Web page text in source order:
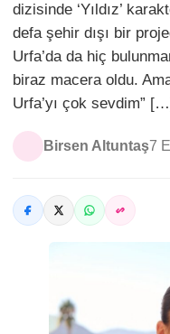
dizisinde ‘Yıldız’
defa şehir dışı bir
Urfa’da da hiç
biraz macera oldu.
Urfa’yı çok sevdim”
Birsen Altuntaş7